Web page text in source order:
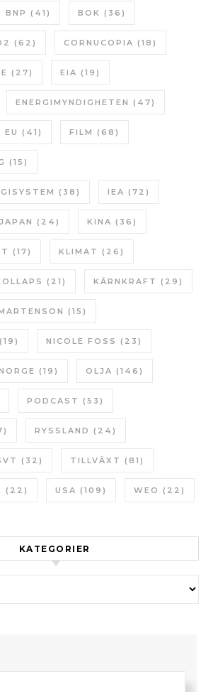
BNP (41) BOK (36)
(62) CORNUCOPIA (18)
(27) EIA (19)
ENERGIMYNDIGHETEN (47)
EU (41) FILM (68)
(15)
(38) IEA (72)
JAPAN (24) KINA (36)
(17) KLIMAT (26)
(21) KÄRNKRAFT (29)
(15)
(19) NICOLE FOSS (23)
(19) OLJA (146)
PODCAST (53)
RYSSLAND (24)
(32) TILLVÄXT (81)
(22) USA (109) WEO (22)
KATEGORIER